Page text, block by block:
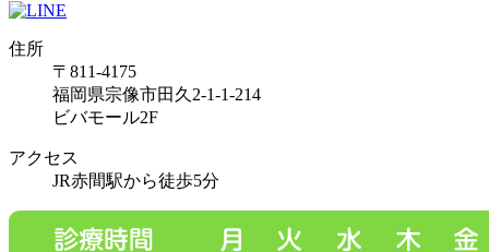
住所
〒811-4175
福岡県宗像市田久2-1-1-214
ビバモール2F
アクセス
JR赤間駅から徒歩5分